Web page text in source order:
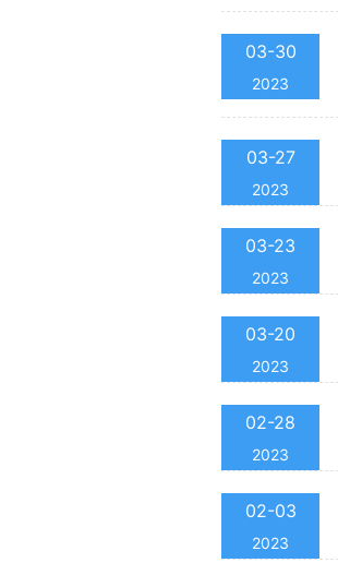
03-30
2023
03-27
2023
03-23
2023
03-20
2023
02-28
2023
02-03
2023